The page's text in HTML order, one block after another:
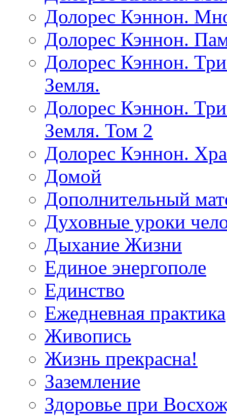
Долорес Кэннон.
Долорес Кэннон.
Долорес Кэннон.
Земля.
Долорес Кэннон.
Земля. Том 2
Долорес Кэннон.
Домой
Дополнительный
Духовные уроки
Дыхание Жизни
Единое энергополе
Единство
Ежедневная практика
Живопись
Жизнь прекрасна!
Заземление
Здоровье при